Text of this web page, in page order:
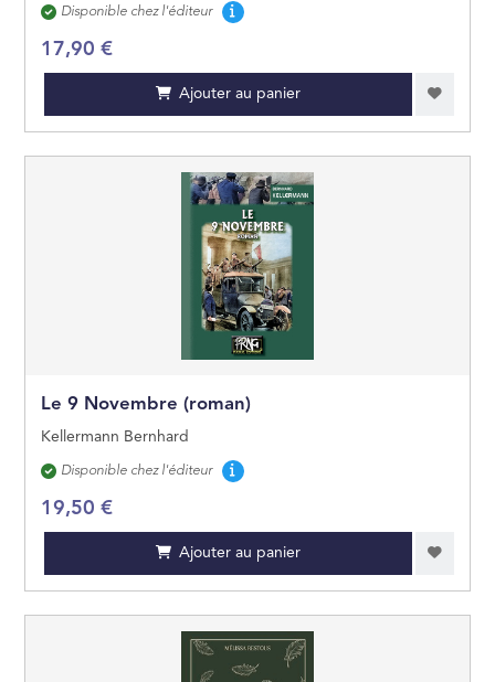
Disponibilité
Disponible chez l'éditeur
17,90 €
Ajouter au panier
Le 9 Novembre (roman)
Kellermann Bernhard
Disponibilité
Disponible chez l'éditeur
19,50 €
Ajouter au panier